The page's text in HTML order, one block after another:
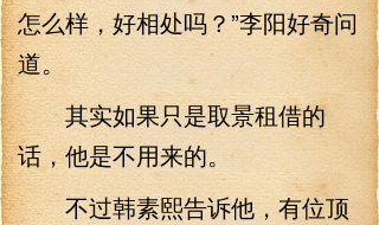
怎么样，好相处吗？”李阳好奇问
道。
其实如果只是取景租借的
话，他是不用来的。
不过韩素熙告诉他，有位顶